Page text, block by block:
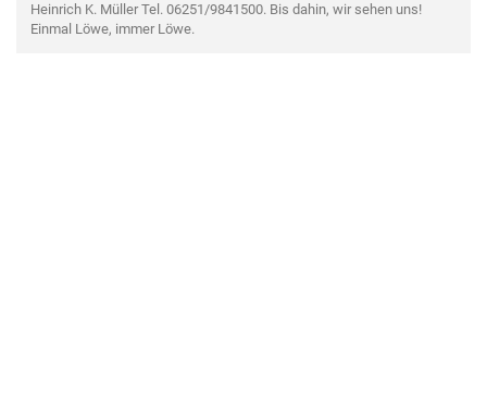
Heinrich K. Müller Tel. 06251/9841500. Bis dahin, wir sehen uns!
Einmal Löwe, immer Löwe.